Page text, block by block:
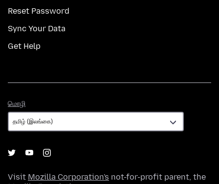
Reset Password
Sync Your Data
Get Help
மொழி
Visit Mozilla Corporation's not-for-profit parent, the